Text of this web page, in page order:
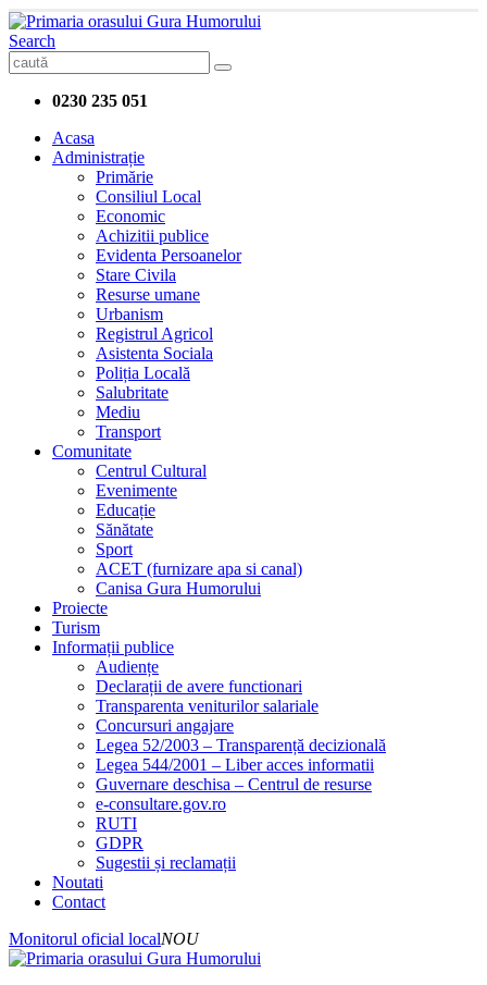
Search
0230 235 051
Acasa
Administrație
Primărie
Consiliul Local
Economic
Achizitii publice
Evidenta Persoanelor
Stare Civila
Resurse umane
Urbanism
Registrul Agricol
Asistenta Sociala
Poliția Locală
Salubritate
Mediu
Transport
Comunitate
Centrul Cultural
Evenimente
Educație
Sănătate
Sport
ACET (furnizare apa si canal)
Canisa Gura Humorului
Proiecte
Turism
Informații publice
Audiențe
Declarații de avere functionari
Transparenta veniturilor salariale
Concursuri angajare
Legea 52/2003 – Transparență decizională
Legea 544/2001 – Liber acces informatii
Guvernare deschisa – Centrul de resurse
e-consultare.gov.ro
RUTI
GDPR
Sugestii și reclamații
Noutati
Contact
Monitorul oficial localNOU